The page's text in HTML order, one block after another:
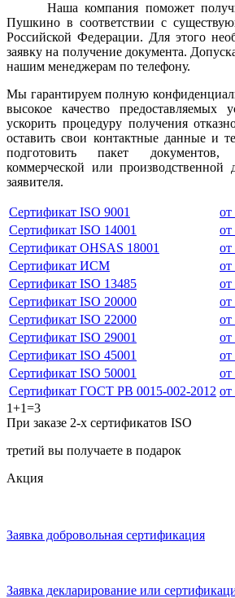
Наша компания поможет
Пушкино в соответствии с
Российской Федерации. Для этого
заявку на получение документа.
нашим менеджерам по телефону.
Мы гарантируем полную
высокое качество предоставляемых
ускорить процедуру получения
оставить свои контактные данные и
подготовить пакет
коммерческой или производственной
заявителя.
Сертификат ISO 9001
от
Сертификат ISO 14001
от
Сертификат OHSAS 18001
от
Сертификат ИСМ
от
Сертификат ISO 13485
от
Сертификат ISO 20000
от
Сертификат ISO 22000
от
Сертификат ISO 29001
от
Сертификат ISO 45001
от
Сертификат ISO 50001
от
Сертификат ГОСТ РВ 0015-002-2012 от
1+1=3
При заказе 2-х сертификатов ISO
третий вы получаете в подарок
Акция
Заявка добровольная сертификация
Заявка декларирование или